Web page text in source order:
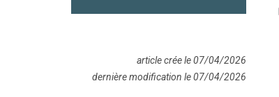
article crée le 07/04/2026
dernière modification le 07/04/2026